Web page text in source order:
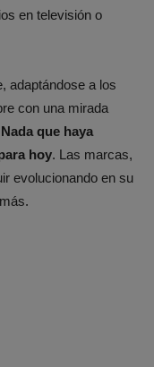
en televisión o
adaptándose a los
con una mirada
Nada que haya
hoy. Las marcas,
evolucionando en su